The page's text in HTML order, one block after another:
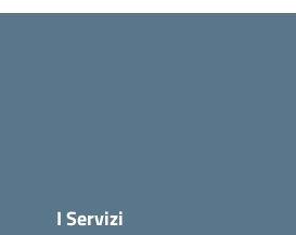
I Servizi